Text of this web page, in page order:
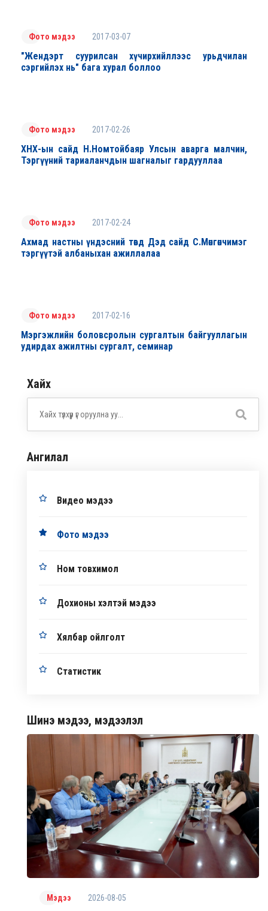
Фото мэдээ 2017-03-07
"Жендэрт суурилсан хүчирхийллээс урьдчилан
сэргийлэх нь" бага хурал боллоо
Фото мэдээ 2017-02-26
ХНХ-ын сайд Н.Номтойбаяр Улсын аварга малчин,
Тэргүүний тариаланчдын шагналыг гардууллаа
Фото мэдээ 2017-02-24
Ахмад настны үндэсний төвд Дэд сайд С.Мөнгөнчимэг
тэргүүтэй албаныхан ажиллалаа
Фото мэдээ 2017-02-16
Мэргэжлийн боловсролын сургалтын байгууллагын
удирдах ажилтны сургалт, семинар
Хайх
Ангилал
Видео мэдээ
Фото мэдээ
Ном товхимол
Дохионы хэлтэй мэдээ
Хялбар ойлголт
Статистик
Шинэ мэдээ, мэдээлэл
Мэдээ 2026-08-05